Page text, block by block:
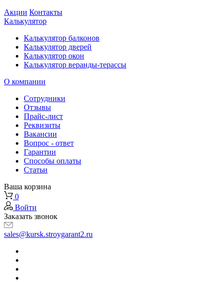
Акции Контакты
Калькулятор
Калькулятор балконов
Калькулятор дверей
Калькулятор окон
Калькулятор веранды-терассы
О компании
Сотрудники
Отзывы
Прайс-лист
Реквизиты
Вакансии
Вопрос - ответ
Гарантии
Способы оплаты
Статьи
Ваша корзина
0
Войти
Заказать звонок
sales@kursk.stroygarant2.ru